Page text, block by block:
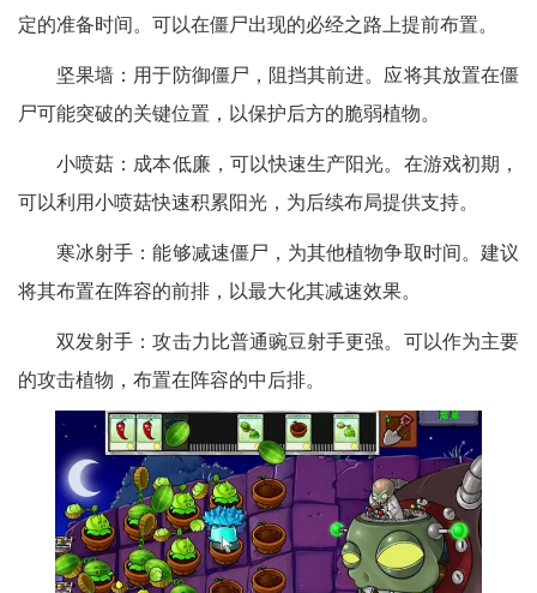
定的准备时间。可以在僵尸出现的必经之路上提前布置。
坚果墙：用于防御僵尸，阻挡其前进。应将其放置在僵
尸可能突破的关键位置，以保护后方的脆弱植物。
小喷菇：成本低廉，可以快速生产阳光。在游戏初期，
可以利用小喷菇快速积累阳光，为后续布局提供支持。
寒冰射手：能够减速僵尸，为其他植物争取时间。建议
将其布置在阵容的前排，以最大化其减速效果。
双发射手：攻击力比普通豌豆射手更强。可以作为主要
的攻击植物，布置在阵容的中后排。